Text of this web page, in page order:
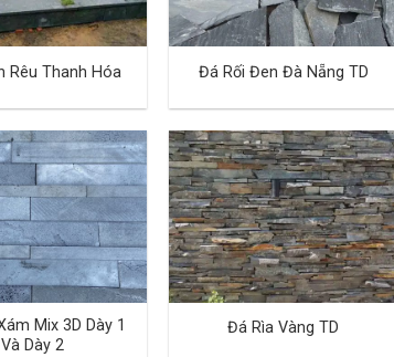
Rêu Thanh Hóa Đá Rối Đen Đà Nẵng TD
Mix 3D Dày 1
Và Dày 2
Đá Rìa Vàng TD